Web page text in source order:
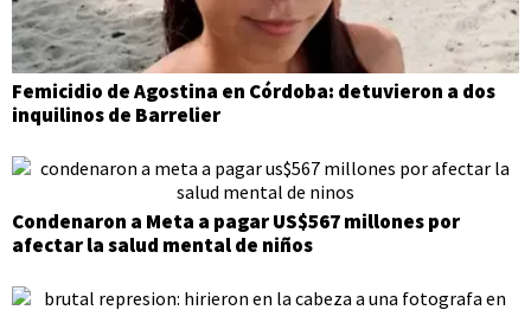
Femicidio de Agostina en Córdoba: detuvieron a dos
inquilinos de Barrelier
Condenaron a Meta a pagar US$567 millones por
afectar la salud mental de niños